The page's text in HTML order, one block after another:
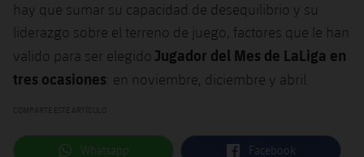
hay que sumar su capacidad de desequilibrio y su
liderazgo sobre el terreno de juego, factores que le han
valido para ser elegido Jugador del Mes de LaLiga en
tres ocasiones: en noviembre, diciembre y abril.
label.aria.whatsapp
Whatsapp label.aria.facebook
Facebook